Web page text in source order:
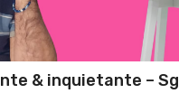
& inquietante –